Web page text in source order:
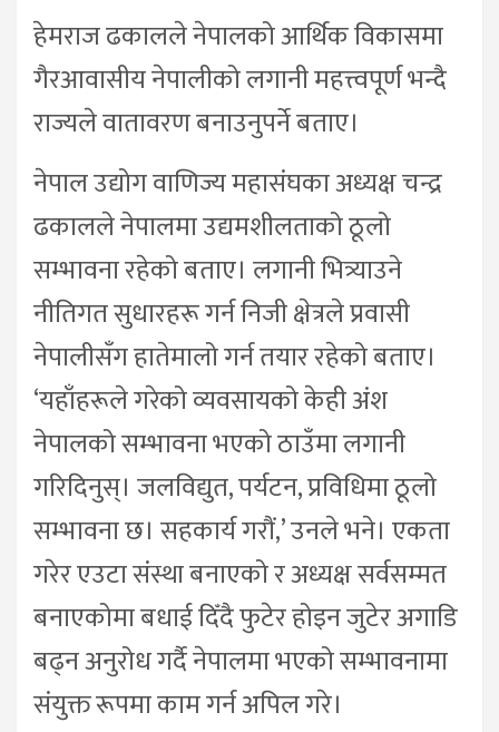
हेमराज ढकालले नेपालको आर्थिक विकासमा
गैरआवासीय नेपालीको लगानी महत्त्वपूर्ण भन्दै
राज्यले वातावरण बनाउनुपर्ने बताए।
नेपाल उद्योग वाणिज्य महासंघका अध्यक्ष चन्द्र
ढकालले नेपालमा उद्यमशीलताको ठूलो
सम्भावना रहेको बताए। लगानी भित्र्याउने
नीतिगत सुधारहरू गर्न निजी क्षेत्रले प्रवासी
नेपालीसँग हातेमालो गर्न तयार रहेको बताए।
‘यहाँहरूले गरेको व्यवसायको केही अंश
नेपालको सम्भावना भएको ठाउँमा लगानी
गरिदिनुस्। जलविद्युत, पर्यटन, प्रविधिमा ठूलो
सम्भावना छ। सहकार्य गरौं,’ उनले भने। एकता
गरेर एउटा संस्था बनाएको र अध्यक्ष सर्वसम्मत
बनाएकोमा बधाई दिँदै फुटेर होइन जुटेर अगाडि
बढ्न अनुरोध गर्दै नेपालमा भएको सम्भावनामा
संयुक्त रूपमा काम गर्न अपिल गरे।